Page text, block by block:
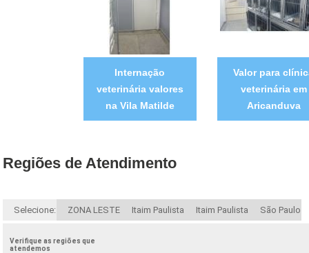
Internação
veterinária valores
na Vila Matilde
Valor para
veterinária em
Aricanduva
Regiões de Atendimento
Selecione: ZONA LESTE Itaim Paulista Itaim Paulista São Paulo
Verifique as regiões que
atendemos